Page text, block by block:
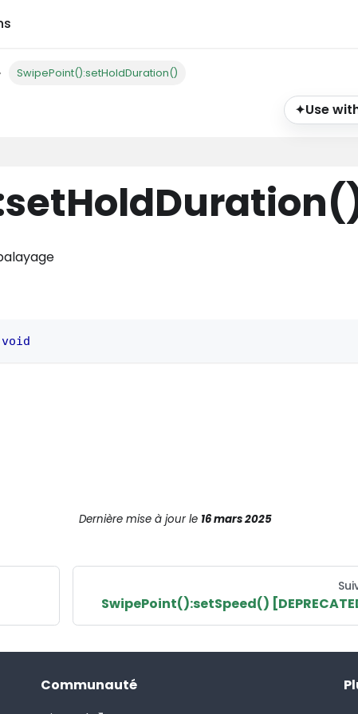
SwipePoint():setHoldDuration()
✦Use
void
Dernière mise à jourle 16 mars 2025
SwipePoint():setSpeed()
Communauté